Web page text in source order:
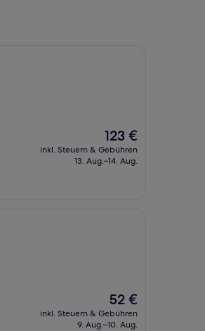
Der
Preis
beträgt
123 €
inkl. Steuern & Gebühren
13. Aug.–14. Aug.
Der
Preis
beträgt
52 €
inkl. Steuern & Gebühren
9. Aug.–10. Aug.